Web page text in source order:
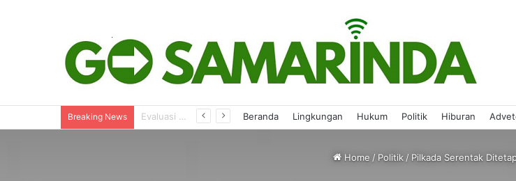
Breaking News Perjalanan Dinas dan Bimtek Dievaluasi, Reses Dipastikan Tetap Berjalan Beranda Lingkungan Hukum Politik Hiburan
Home / Politik / Pilkada Serentak